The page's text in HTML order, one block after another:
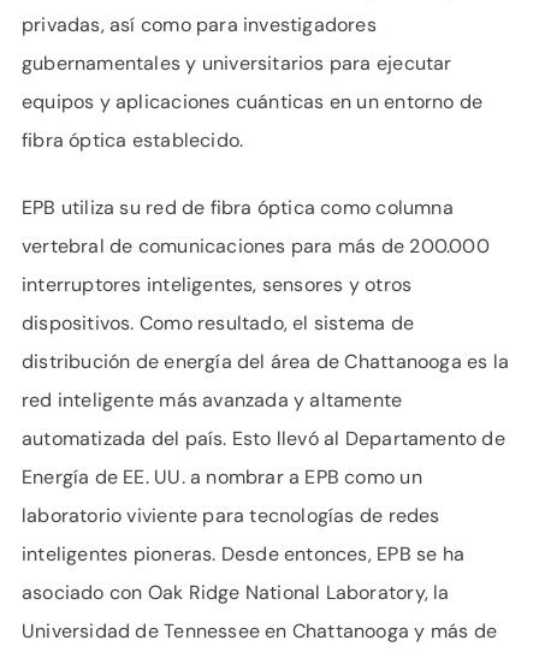
privadas, así como para investigadores
gubernamentales y universitarios para ejecutar
equipos y aplicaciones cuánticas en un entorno de
fibra óptica establecido.
EPB utiliza su red de fibra óptica como columna
vertebral de comunicaciones para más de 200.000
interruptores inteligentes, sensores y otros
dispositivos. Como resultado, el sistema de
distribución de energía del área de Chattanooga es la
red inteligente más avanzada y altamente
automatizada del país. Esto llevó al Departamento de
Energía de EE. UU. a nombrar a EPB como un
laboratorio viviente para tecnologías de redes
inteligentes pioneras. Desde entonces, EPB se ha
asociado con Oak Ridge National Laboratory, la
Universidad de Tennessee en Chattanooga y más de